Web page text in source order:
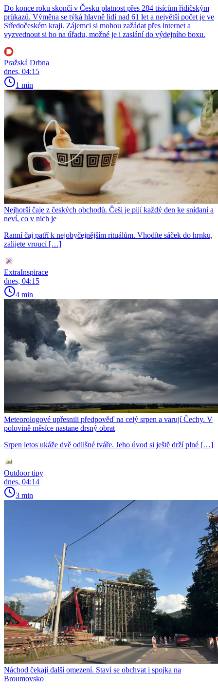
Do konce roku skončí v Česku platnost přes 284 tisícům řidičským
průkazů. Výměna se týká hlavně lidí nad 61 let a největší počet je ve
Středočeském kraji. Zájemci si mohou zažádat přes internet a
vyzvednout si ho na úřadu, možné je i zaslání do výdejního boxu.
Pražská Drbna
dnes, 04:15
1 min
Nejhorší čaje z českých obchodů. Češi je pijí každý den ke snídaní a
neví, co v nich je
Ranní čaj patří k nejobyčejnějším rituálům. Vhodíte sáček do hrnku,
zalijete vroucí […]
ExtraInspirace
dnes, 04:15
4 min
Meteorologové upřesnili předpověď na celý srpen a varují Čechy. V
polovině měsíce nastane drsný obrat
Srpen letos ukáže dvě odlišné tváře. Jeho úvod si ještě drží plné […]
Outdoor tipy
dnes, 04:14
3 min
Náchod čekají další omezení. Staví se obchvat i spojka na
Broumovsko